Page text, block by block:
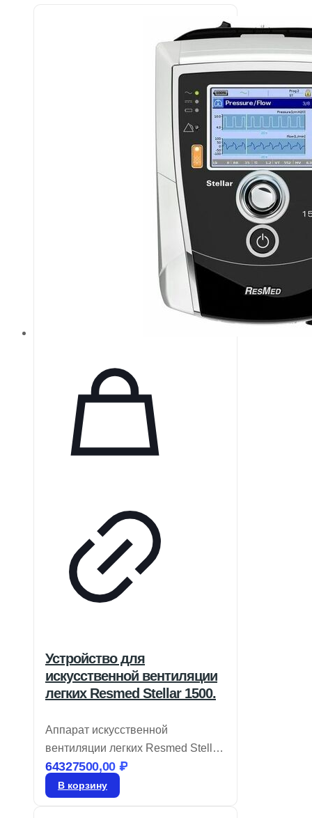
Устройство для
искусственной вентиляции
легких Resmed Stellar 1500.
Аппарат искусственной
вентиляции легких Resmed Stellar
150 соответствует требованиям
современных клиник, предлагая
64327500,00 ₽
В корзину